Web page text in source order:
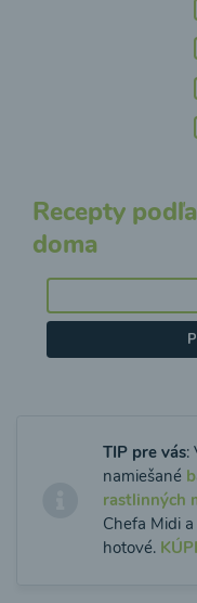
Recepty
doma
TIP pre vás:
namiešané
rastlinných
Chefa Midi
hotové.